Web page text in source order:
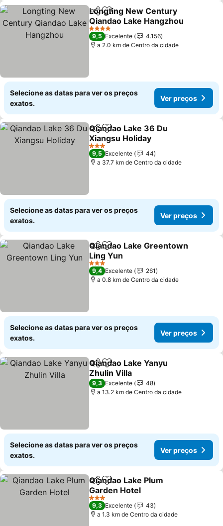
PartilharAdicionar aos favoritos
Longting New Century
Qiandao Lake Hangzhou
4 Estrelas
9,5 Excelente
4.156
a 2.0 km de Centro da cidade
Selecione as datas para ver os preços
exatos.
Ver preços
PartilharAdicionar aos favoritos
Qiandao Lake 36 Du
Xiangsu Holiday
3 Estrelas
9,5 Excelente
44
a 37.7 km de Centro da cidade
Selecione as datas para ver os preços
exatos.
Ver preços
PartilharAdicionar aos favoritos
Qiandao Lake Greentown
Ling Yun
3 Estrelas
9,4 Excelente
261
a 0.8 km de Centro da cidade
Selecione as datas para ver os preços
exatos.
Ver preços
PartilharAdicionar aos favoritos
Qiandao Lake Yanyu
Zhulin Villa
9,3 Excelente
48
a 13.2 km de Centro da cidade
Selecione as datas para ver os preços
exatos.
Ver preços
PartilharAdicionar aos favoritos
Qiandao Lake Plum
Garden Hotel
3 Estrelas
9,3 Excelente
43
a 1.3 km de Centro da cidade